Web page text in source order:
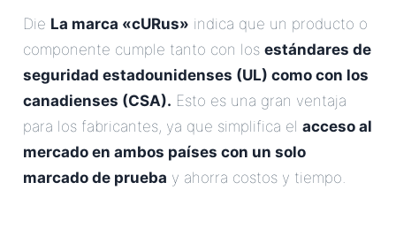
Die La marca «cURus» indica que un producto o
componente cumple tanto con los estándares de
seguridad estadounidenses (UL) como con los
canadienses (CSA). Esto es una gran ventaja
para los fabricantes, ya que simplifica el acceso al
mercado en ambos países con un solo
marcado de prueba y ahorra costos y tiempo.